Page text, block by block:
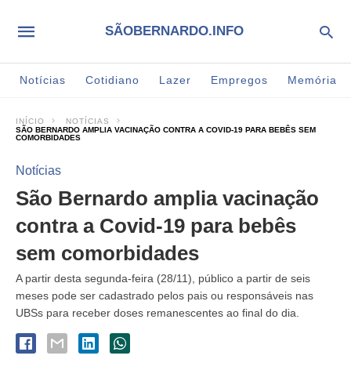
SÃOBERNARDO.INFO
Notícias Cotidiano Lazer Empregos Memória
INÍCIO
NOTÍCIAS
SÃO BERNARDO AMPLIA VACINAÇÃO CONTRA A COVID-19 PARA BEBÊS SEM
COMORBIDADES
Notícias
São Bernardo amplia vacinação
contra a Covid-19 para bebês
sem comorbidades
A partir desta segunda-feira (28/11), público a partir de seis
meses pode ser cadastrado pelos pais ou responsáveis nas
UBSs para receber doses remanescentes ao final do dia.